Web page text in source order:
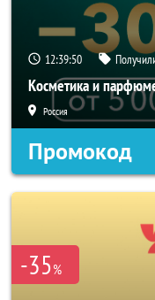
12:39:48
Косметика и
Россия
Промокод
-35%